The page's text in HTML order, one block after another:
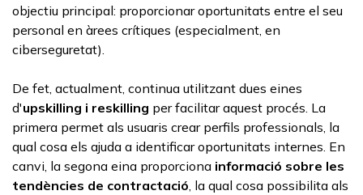
objectiu principal: proporcionar oportunitats entre el seu
personal en àrees crítiques (especialment, en
ciberseguretat).
De fet, actualment, continua utilitzant dues eines
d'upskilling i reskilling per facilitar aquest procés. La
primera permet als usuaris crear perfils professionals, la
qual cosa els ajuda a identificar oportunitats internes. En
canvi, la segona eina proporciona informació sobre les
tendències de contractació , la qual cosa possibilita als